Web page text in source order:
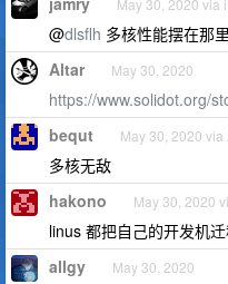
May 30, 2020 via
@dlsflh 多核性能摆在那
Altar May 30, 2020
https://www.solidot.org/
bequt May 30, 2020 via
多核无敌
hakono May 30, 2020
linus 都把自己的开发机
allgy May 30, 2020